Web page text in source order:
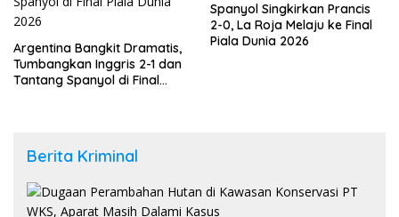
Argentina Bangkit Dramatis,
Tumbangkan Inggris 2-1 dan
Tantang Spanyol di Final
Spanyol Singkirkan Prancis
2-0, La Roja Melaju ke Final
Piala Dunia 2026
Berita Kriminal